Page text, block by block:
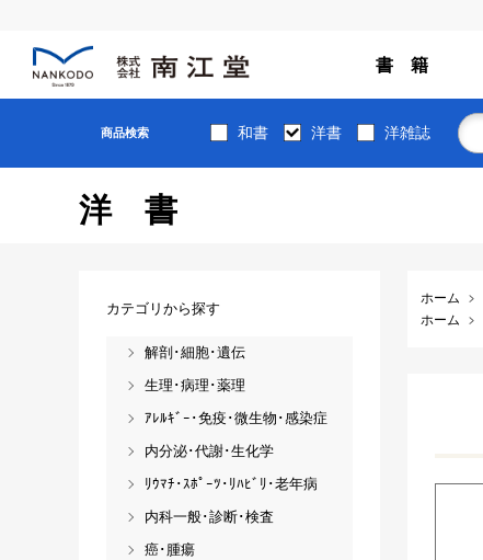
書 籍
商品検索 和書 洋書 洋雑誌
洋書
ホーム
ホーム
カテゴリから探す
解剖･細胞･遺伝
生理･病理･薬理
ｱﾚﾙｷﾞｰ･免疫･微生物･感染症
内分泌･代謝･生化学
ﾘｳﾏﾁ･ｽﾎﾟｰﾂ･ﾘﾊﾋﾞﾘ･老年病
内科一般･診断･検査
癌･腫瘍